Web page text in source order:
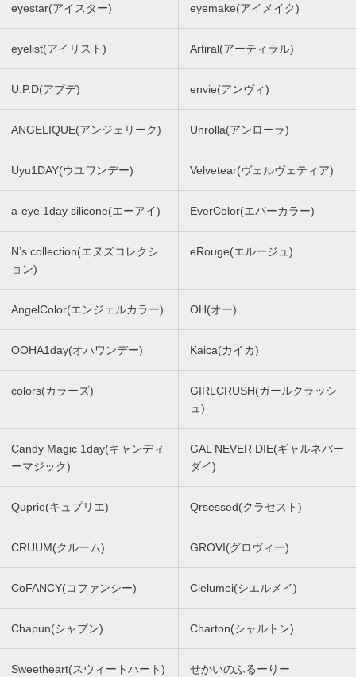
eyestar(アイスター) eyemake(アイメイク)
eyelist(アイリスト) Artiral(アーティラル)
U.P.D(アプデ) envie(アンヴィ)
ANGELIQUE(アンジェリーク) Unrolla(アンローラ)
Uyu1DAY(ウユワンデー) Velvetear(ヴェルヴェティア)
a-eye 1day silicone(エーアイ) EverColor(エバーカラー)
N’s collection(エヌズコレクシ
ョン)
eRouge(エルージュ)
AngelColor(エンジェルカラー) OH(オー)
OOHA1day(オハワンデー) Kaica(カイカ)
colors(カラーズ)
GIRLCRUSH(ガールクラッシ
ュ)
Candy Magic 1day(キャンディ
ーマジック)
GAL NEVER DIE(ギャルネバー
ダイ)
Quprie(キュプリエ) Qrsessed(クラセスト)
CRUUM(クルーム) GROVI(グロヴィー)
CoFANCY(コファンシー) Cielumei(シエルメイ)
Chapun(シャプン) Charton(シャルトン)
Sweetheart(スウィートハート) せかいのふるーりー